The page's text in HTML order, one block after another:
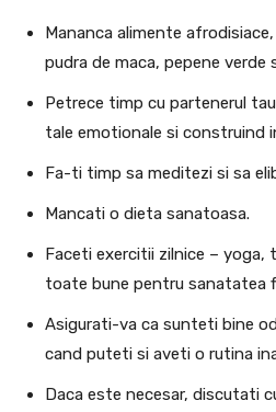
Mananca alimente
pudra de maca, pepene verde
Petrece timp cu partenerul
tale emotionale si construind
Fa-ti timp sa meditezi si sa
Mancati o dieta sanatoasa.
Faceti exercitii zilnice – yoga,
toate bune pentru sanatatea
Asigurati-va ca sunteti bine
cand puteti si aveti o rutina
Daca este necesar, discutati